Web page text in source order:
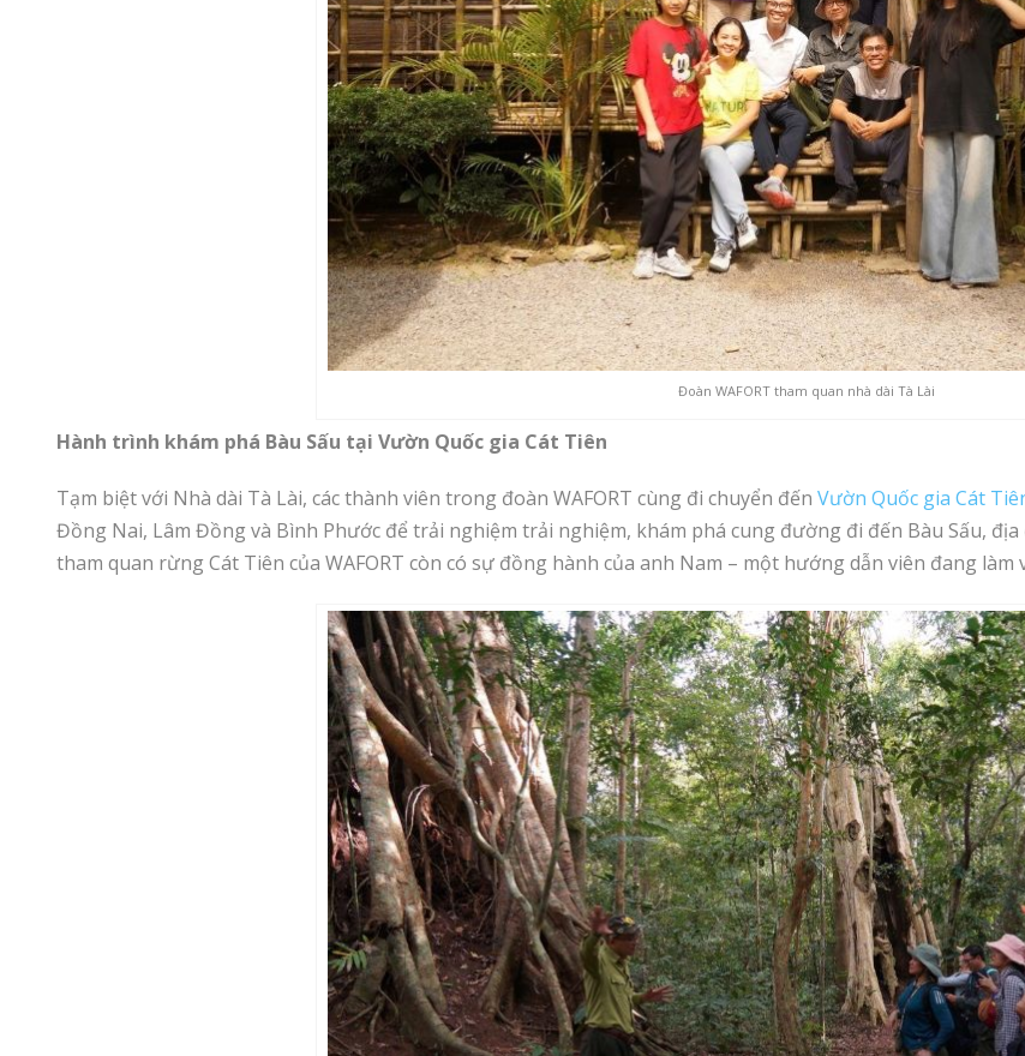
Đoàn WAFORT tham quan nhà dài Tà Lài
Hành trình khám phá Bàu Sấu tại Vườn Quốc gia Cát Tiên
Tạm biệt với Nhà dài Tà Lài, các thành viên trong đoàn WAFORT cùng đi chuyển đến Vườn Quốc gia Cát
Đồng Nai, Lâm Đồng và Bình Phước để trải nghiệm trải nghiệm, khám phá cung đường đi đến Bàu Sấu, địa
tham quan rừng Cát Tiên của WAFORT còn có sự đồng hành của anh Nam – một hướng dẫn viên đang làm